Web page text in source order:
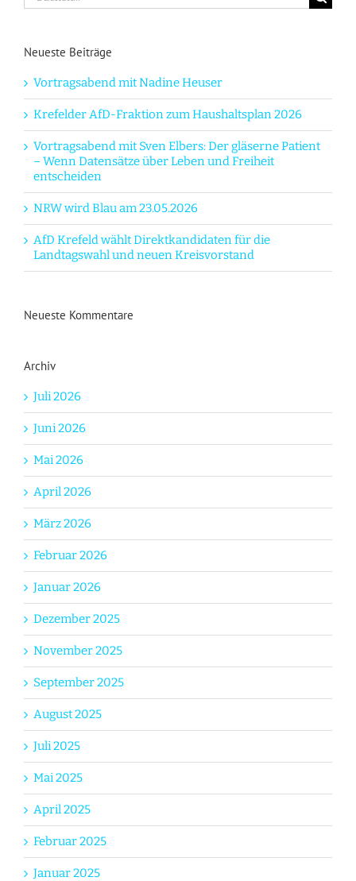
nach:
Neueste Beiträge
Vortragsabend mit Nadine Heuser
Krefelder AfD-Fraktion zum Haushaltsplan 2026
Vortragsabend mit Sven Elbers: Der gläserne Patient
– Wenn Datensätze über Leben und Freiheit
entscheiden
NRW wird Blau am 23.05.2026
AfD Krefeld wählt Direktkandidaten für die
Landtagswahl und neuen Kreisvorstand
Neueste Kommentare
Archiv
Juli 2026
Juni 2026
Mai 2026
April 2026
März 2026
Februar 2026
Januar 2026
Dezember 2025
November 2025
September 2025
August 2025
Juli 2025
Mai 2025
April 2025
Februar 2025
Januar 2025